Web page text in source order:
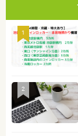
1
2